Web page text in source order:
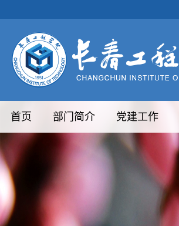
首页 部门简介 党建工作